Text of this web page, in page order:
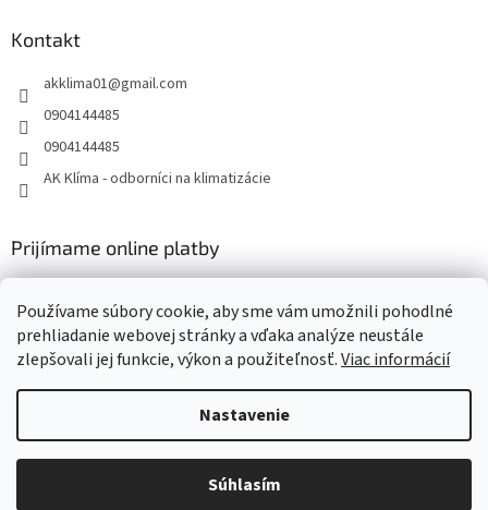
Používame súbory cookie, aby sme vám umožnili pohodlné
prehliadanie webovej stránky a vďaka analýze neustále
zlepšovali jej funkcie, výkon a použiteľnosť.Viac informácií
Nastavenie
Súhlasím
Kontakt
akklima01@gmail.com
0904144485
0904144485
AK Klíma - odborníci na klimatizácie
Prijímame online platby
Copyright 2026AK Klima - klimatizácie, tepelné čerpadlá,
vzduchotechnika Daikin. Všetky práva vyhradené.